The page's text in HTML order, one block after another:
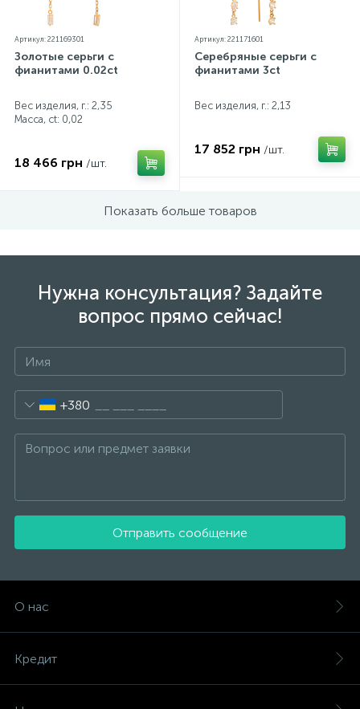
Артикул: 221169301
Золотые серьги с
фианитами 0.02ct
Вес изделия, г.: 2,35
Масса, ct: 0,02
18 466 грн /шт.
Артикул: 221171601
Серебряные серьги с
фианитами 3ct
Вес изделия, г.: 2,13
17 852 грн /шт.
Показать больше товаров
Нужна консультация? Задайте
вопрос прямо сейчас!
+380
Отправить сообщение
О нас
Кредит